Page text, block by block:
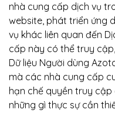
nhà cung cấp dịch vụ
website, phát triển ứng
vụ khác liên quan đến
cấp này có thể truy
Dữ liệu Người dùng
mà các nhà cung cấp
hạn chế quyền truy
những gì thực sự cần